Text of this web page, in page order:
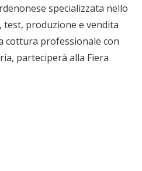
specializzata nello
produzione e vendita
cottura professionale con
parteciperà alla Fiera